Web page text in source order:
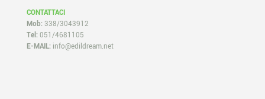
CONTATTACI
Mob: 338/3043912
Tel: 051/4681105
E-MAIL: info@edildream.net